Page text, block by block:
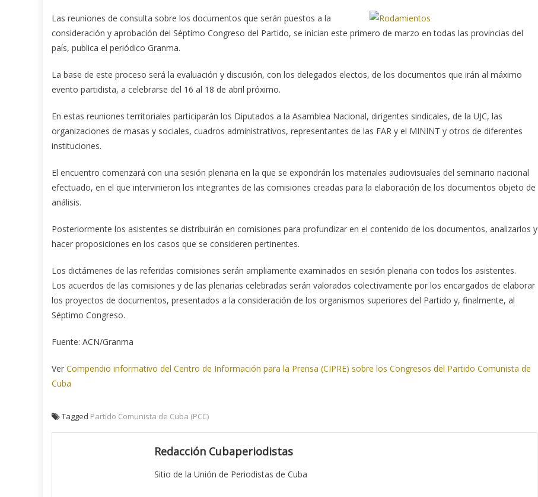
Las reuniones de consulta sobre los documentos que serán puestos a la
consideración y aprobación del Séptimo Congreso del Partido, se inician este primero de marzo en todas las provincias del
país, publica el periódico Granma.
La base de este proceso será la evaluación y discusión, con los delegados electos, de los documentos que irán al máximo
evento partidista, a celebrarse del 16 al 18 de abril próximo.
En estas reuniones territoriales participarán los Diputados a la Asamblea Nacional, dirigentes sindicales, de la UJC, las
organizaciones de masas y sociales, cuadros administrativos, representantes de las FAR y el MININT y otros de diferentes
instituciones.
El encuentro comenzará con una sesión plenaria en la que se expondrán los materiales audiovisuales del seminario nacional
efectuado, en el que intervinieron los integrantes de las comisiones creadas para la elaboración de los documentos objeto de
análisis.
Posteriormente los asistentes se distribuirán en comisiones para profundizar en el contenido de los documentos, analizarlos y
hacer proposiciones en los casos que se consideren pertinentes.
Los dictámenes de las referidas comisiones serán ampliamente examinados en sesión plenaria con todos los asistentes.
Los acuerdos de las comisiones y de las plenarias celebradas serán valorados colectivamente por los encargados de elaborar
los proyectos de documentos, presentados a la consideración de los organismos superiores del Partido y, finalmente, al
Séptimo Congreso.
Fuente: ACN/Granma
Ver Compendio informativo del Centro de Información para la Prensa (CIPRE) sobre los Congresos del Partido Comunista de
Cuba
Tagged Partido Comunista de Cuba (PCC)
Redacción Cubaperiodistas
Sitio de la Unión de Periodistas de Cuba